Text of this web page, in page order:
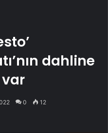
dahline
0 12